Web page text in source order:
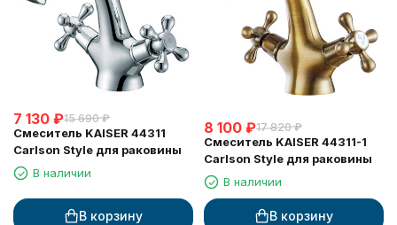
7 130 ₽15 690 ₽
Смеситель KAISER 44311
Carlson Style для раковины
В наличии
В корзину
8 100 ₽17 820 ₽
Смеситель KAISER 44311-1
Carlson Style для раковины
В наличии
В корзину